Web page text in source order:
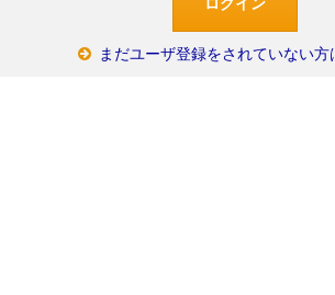
まだユーザ登録をされていない方